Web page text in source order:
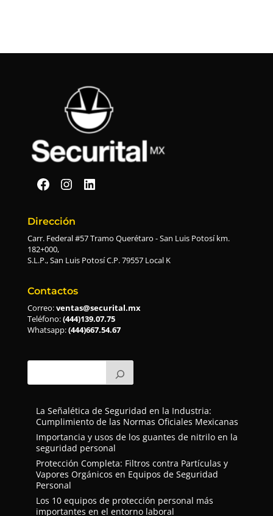
Securital en Facebook
Securital en Instagram
Securital en Linkedin
Dirección
Carr. Federal #57 Tramo Querétaro - San Luis Potosí km.
182+000,
S.L.P., San Luis Potosí C.P. 79557 Local K
Contactos
Correo:ventas@securital.mx
Teléfono:(444)139.07.75
Whatsapp:(444)667.54.67
La Señalética de Seguridad en la Industria:
Cumplimiento de las Normas Oficiales Mexicanas
Importancia y usos de los guantes de nitrilo en la
seguridad personal
Protección Completa: Filtros contra Partículas y
Vapores Orgánicos en Equipos de Seguridad
Personal
Los 10 equipos de protección personal más
importantes en el entorno laboral